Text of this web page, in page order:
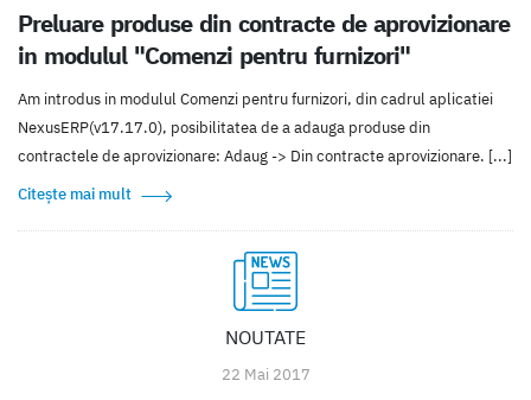
Preluare produse din contracte de aprovizionare
in modulul "Comenzi pentru furnizori"
Am introdus in modulul Comenzi pentru furnizori, din cadrul aplicatiei
NexusERP(v17.17.0), posibilitatea de a adauga produse din
contractele de aprovizionare: Adaug -> Din contracte aprovizionare. [...]
Citește mai mult
NOUTATE
22 Mai 2017